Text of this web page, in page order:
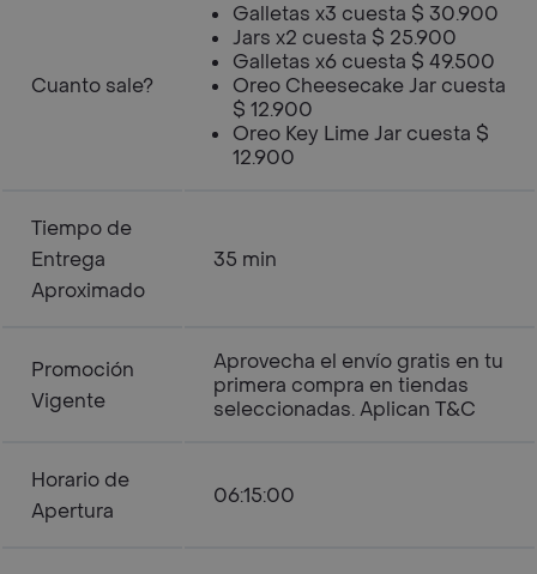
Cuanto sale?
Galletas x3 cuesta $ 30.900
Jars x2 cuesta $ 25.900
Galletas x6 cuesta $ 49.500
Oreo Cheesecake Jar cuesta
$ 12.900
Oreo Key Lime Jar cuesta $
12.900
Tiempo de
Entrega
Aproximado
35 min
Promoción
Vigente
Aprovecha el envío gratis en tu
primera compra en tiendas
seleccionadas. Aplican T&C
Horario de
Apertura
06:15:00